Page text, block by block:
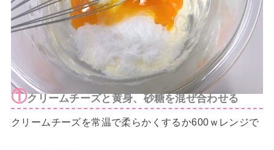
①クリームチーズと黄身、砂糖を混ぜ合わせる
クリームチーズを常温で柔らかくするか600ｗレンジで